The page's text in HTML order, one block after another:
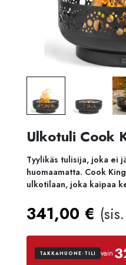
Ulkotuli Cook
Tyylikäs tulisija, joka ei
huomaamatta. Cook
ulkotilaan, joka kaipaa
341,00 €
TAKKAHUONE-TILI vain